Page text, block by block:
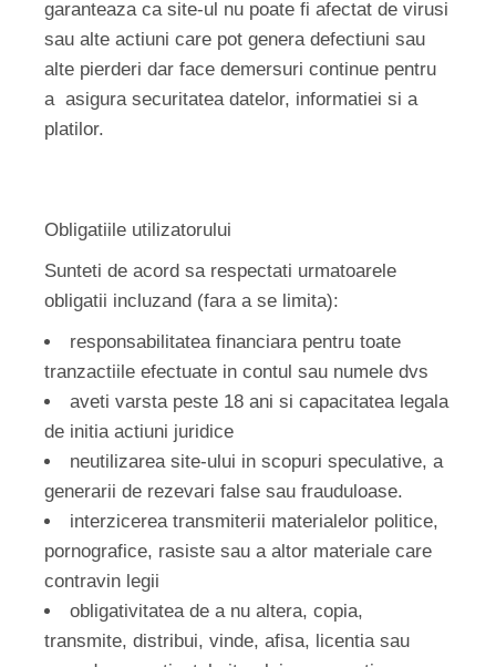
garanteaza ca site-ul nu poate fi afectat de virusi
sau alte actiuni care pot genera defectiuni sau
alte pierderi dar face demersuri continue pentru
a asigura securitatea datelor, informatiei si a
platilor.
Obligatiile utilizatorului
Sunteti de acord sa respectati urmatoarele
obligatii incluzand (fara a se limita):
responsabilitatea financiara pentru toate
tranzactiile efectuate in contul sau numele dvs
aveti varsta peste 18 ani si capacitatea legala
de initia actiuni juridice
neutilizarea site-ului in scopuri speculative, a
generarii de rezevari false sau frauduloase.
interzicerea transmiterii materialelor politice,
pornografice, rasiste sau a altor materiale care
contravin legii
obligativitatea de a nu altera, copia,
transmite, distribui, vinde, afisa, licentia sau